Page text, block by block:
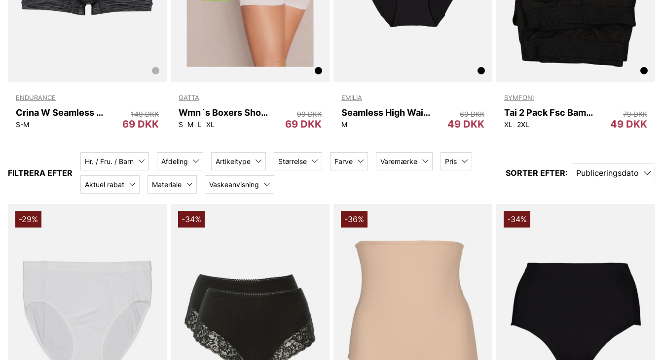
ENDURANCE
Crina W Seamless Melange Hipster
S-M 69 DKK
149 DKK
GATTA
Wmn´s Boxers Short Viki
S M L XL 69 DKK
99 DKK
EMILIA
Seamless High Waist
M 49 DKK
69 DKK
SYMFONI
Tai 2 Pack Fsc Bamboo
XL 2XL 49 DKK
79 DKK
FILTRERA EFTER
Hr. / Fru. / Barn Afdeling Artikeltype Størrelse Farve Varemærke Pris
Aktuel rabat Materiale Vaskeanvisning
SORTER EFTER: Publiceringsdato
-29% -34% -36% -34%